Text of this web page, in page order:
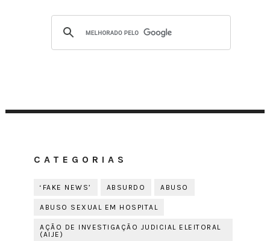
CATEGORIAS
‘FAKE NEWS’ ABSURDO ABUSO
ABUSO SEXUAL EM HOSPITAL
AÇÃO DE INVESTIGAÇÃO JUDICIAL ELEITORAL
(AIJE)